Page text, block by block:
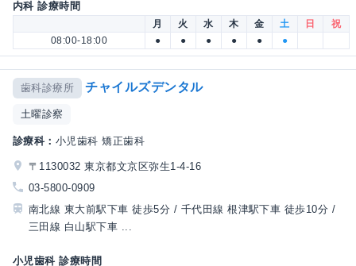
内科 診療時間
月 火 水 木 金 土 日
祝
08:00-18:00
● ● ● ● ● ●
歯科診療所 チャイルズデンタル
土曜診察
診療科： 小児歯科 矯正歯科
〒1130032 東京都文京区弥生1-4-16
03-5800-0909
南北線 東大前駅下車 徒歩5分 / 千代田線 根津駅下車 徒歩10分 /
三田線 白山駅下車 ...
小児歯科 診療時間